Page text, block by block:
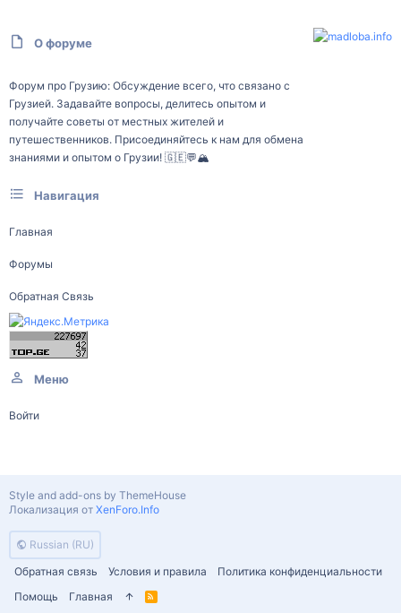
О форуме
Форум про Грузию: Обсуждение всего, что связано с
Грузией. Задавайте вопросы, делитесь опытом и
получайте советы от местных жителей и
путешественников. Присоединяйтесь к нам для обмена
знаниями и опытом о Грузии! 🇬🇪💬🏔️
Навигация
Главная
Форумы
Обратная Связь
Меню
Войти
Russian (RU)
Обратная связь
Условия и правила
Политика конфиденциальности
Помощь
Главная
R
Style and add-ons by ThemeHouse
Локализация от XenForo.Info